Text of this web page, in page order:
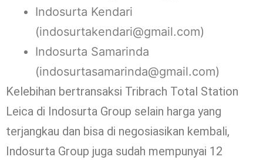
Indosurta Kendari
(indosurtakendari@gmail.com)
Indosurta Samarinda
(indosurtasamarinda@gmail.com)
Kelebihan bertransaksi Tribrach Total Station
Leica di Indosurta Group selain harga yang
terjangkau dan bisa di negosiasikan kembali,
Indosurta Group juga sudah mempunyai 12